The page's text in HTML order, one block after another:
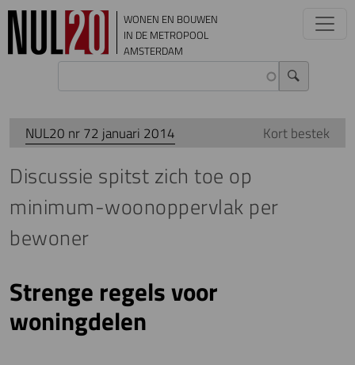
Overslaan en naar de inhoud gaan
WONEN EN BOUWEN
IN DE METROPOOL
AMSTERDAM
NUL20 nr 72 januari 2014 Kort bestek
Discussie spitst zich toe op
minimum-woonoppervlak per
bewoner
Strenge regels voor
woningdelen